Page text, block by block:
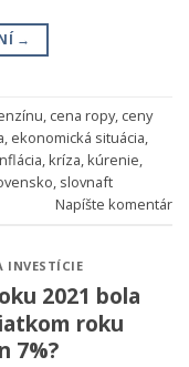
→
, cena ropy, ceny
, ekonomická situácia,
,kríza,kúrenie,
, slovnaft
Napíšte komentár
INVESTÍCIE
2021 bola
roku
7%?